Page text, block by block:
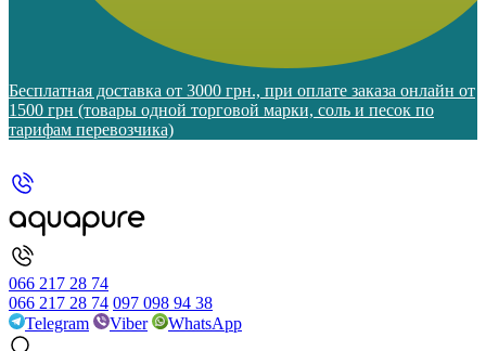
Бесплатная доставка от 3000 грн., при оплате заказа онлайн от
1500 грн (товары одной торговой марки, соль и песок по
тарифам перевозчика)
066 217 28 74
066 217 28 74 097 098 94 38
Telegram
Viber WhatsApp